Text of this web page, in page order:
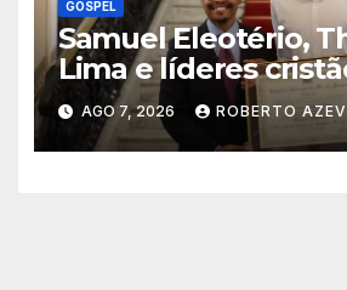
GOSPEL
Samuel Eleotério,
Lima e líderes
homenageados na
Municipal do Rio de
AGO 7, 2026 ROBERTO